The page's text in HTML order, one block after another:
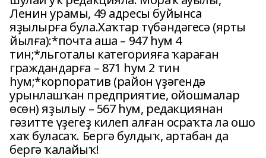
Ленин урамы, 49 адресы буйынса
яҙылырға була.Хаҡтар түбәндәгесә (ярты
йылға):*почта аша – 947 һум 4
тин;*льготалы категорияға ҡараған
граждандарға – 871 һум 2 тин
һум;*корпоратив (район үҙәгендә
урынлашҡан предприятие, ойошмалар
өсөн) яҙылыу – 567 һум, редакциянан
гәзитте үҙегеҙ килеп алған осраҡта ла ошо
хаҡ буласаҡ. Бергә булдыҡ, артабан да
бергә ҡалайыҡ!